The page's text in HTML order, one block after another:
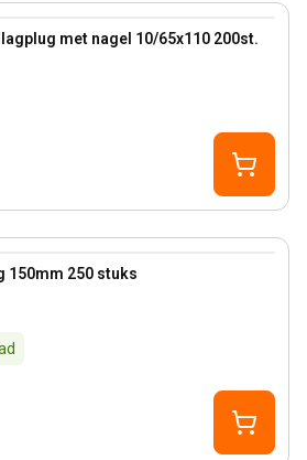
met nagel 10/65x110 200st.
150mm 250 stuks